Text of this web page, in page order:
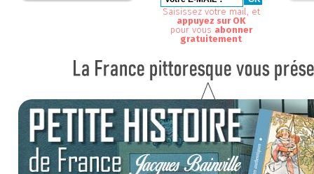
Saisissez votre mail, et
appuyez sur OK
pour vous abonner
gratuitement